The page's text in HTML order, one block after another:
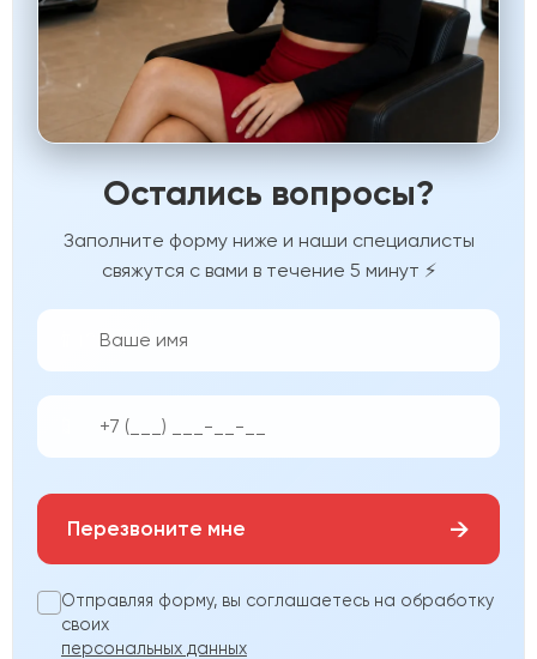
Остались вопросы?
Заполните форму ниже и наши специалисты
свяжутся с вами в течение 5 минут ⚡
Перезвоните мне →
Отправляя форму, вы соглашаетесь на обработку
своих
персональных данных